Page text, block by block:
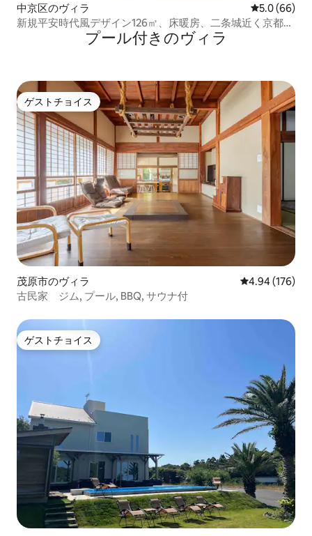
中京区のヴィラ レビュー66
5.0 (66)
新規平安時代風デザイン126㎡、床暖房、二条城近く京都観
光最適、豪華なキッチン、駐車場付き日本庭園。
プール付きのヴィラ
ゲストチョイス
ゲストチョイス
茂原市のヴィラ レビュー176
4.94 (176)
古民家 ジム, プール, BBQ, サウナ付
ゲストチョイス
ゲストチョイス